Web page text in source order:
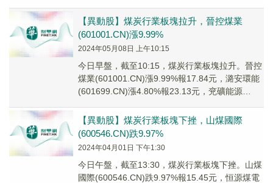
【異動股】煤炭行業板塊拉升，晉控煤業
(601001.CN)漲9.99%
2024年05月08日 上午10:15
今日早盤，截至10:15，煤炭行業板塊拉升。晉控
煤業(601001.CN)漲9.99%報17.84元，潞安環能
(601699.CN)漲4.80%報23.13元，兖礦能源
【異動股】煤炭行業板塊下挫，山煤國際
(600546.CN)跌9.97%
2024年04月01日 下午1:30
今日午盤，截至13:30，煤炭行業板塊下挫。山煤
國際(600546.CN)跌9.97%報15.45元，恒源煤電